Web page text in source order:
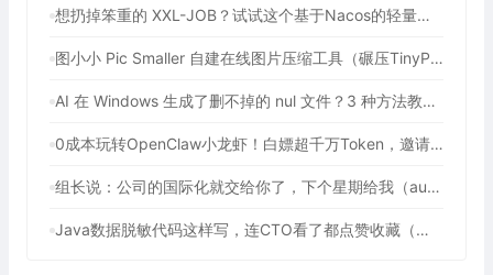
想扔掉笨重的 XXL-JOB？试试这个基于Nacos的轻量任务调度方案
图小小 Pic Smaller 自建在线图片压缩工具（碾压TinyPNG！90%开发者不知道的免费图像压缩利器）
AI 在 Windows 生成了删不掉的 nul 文件？3 种方法教你强制删除
0成本玩转OpenClaw小龙虾！白嫖超千万Token，邀请好友最高可享百亿Token，2年内有效（包含腾讯、七牛云等多个平台活动）
组长说：公司的国际化就交给你了，下个星期给我（auto-i18n-translation-plugins 前端全自动国际化插件）
Java数据脱敏代码这样写，连CTO看了都点赞收藏（提供3种方法解决数据脱敏问题）